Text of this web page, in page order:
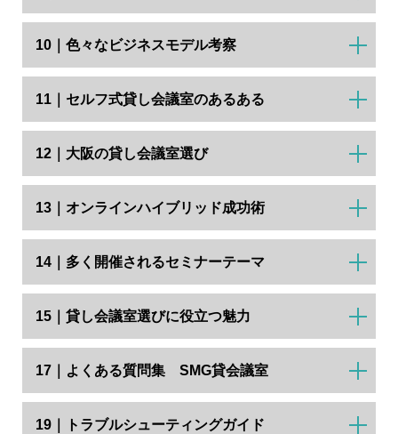
10｜色々なビジネスモデル考察
11｜セルフ式貸し会議室のあるある
12｜大阪の貸し会議室選び
13｜オンラインハイブリッド成功術
14｜多く開催されるセミナーテーマ
15｜貸し会議室選びに役立つ魅力
17｜よくある質問集 SMG貸会議室
19｜トラブルシューティングガイド